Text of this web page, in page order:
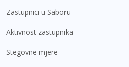
Zastupnici u Saboru
Aktivnost zastupnika
Stegovne mjere